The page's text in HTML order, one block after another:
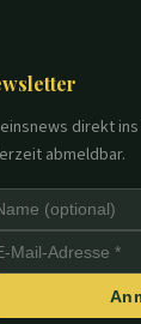
direkt
abmeldbar.